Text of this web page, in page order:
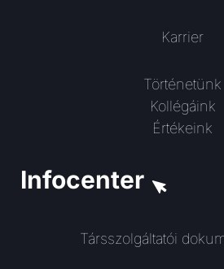
Karrier
Történetünk
Kollégáink
Értékeink
Infocenter
Társszolgáltatói